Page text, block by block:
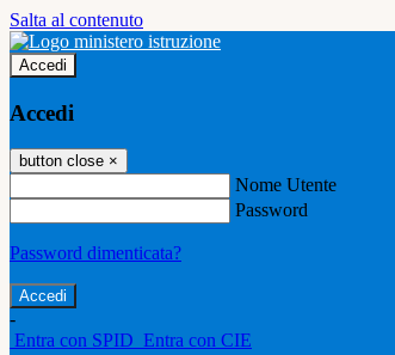
Salta al contenuto
Accedi
Accedi
button close ×
Nome Utente
Password
Password dimenticata?
-
Entra con SPID Entra con CIE